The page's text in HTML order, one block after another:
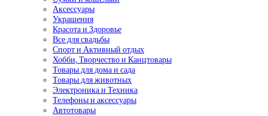
Аксессуары
Украшения
Красота и Здоровье
Все для свадьбы
Спорт и Активный отдых
Хобби, Творчество и Канцтовары
Товары для дома и сада
Товары для животных
Электроника и Техника
Телефоны и аксессуары
Автотовары